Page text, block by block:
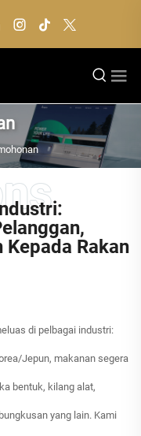
Rakan
di pelbagai industri:
Jepun, makanan segera
bentuk, kilang alat,
yang lain. Kami